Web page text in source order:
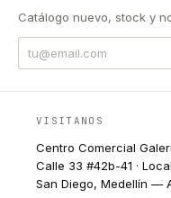
Catálogo nuevo, stock y
VISITANOS
Centro Comercial
Calle 33 #42b-41 ·
San Diego, Medellín —